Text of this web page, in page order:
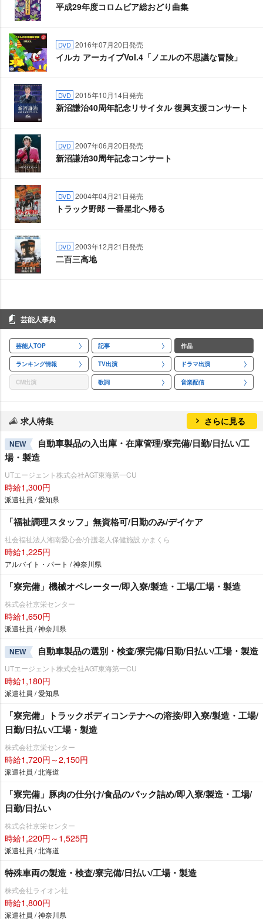
平成29年度コロムビア総おどり曲集
DVD 2016年07月20日発売
イルカ アーカイブVol.4「ノエルの不思議な冒険」
DVD 2015年10月14日発売
新沼謙治40周年記念リサイタル 復興支援コンサート
DVD 2007年06月20日発売
新沼謙治30周年記念コンサート
DVD 2004年04月21日発売
トラック野郎 一番星北へ帰る
DVD 2003年12月21日発売
二百三高地
芸能人事典
芸能人TOP 記事 作品
ランキング情報 TV出演 ドラマ出演
CM出演 歌詞 音楽配信
求人特集 さらに見る
NEW
自動車製品の入出庫・在庫管理/寮完備/日勤/日払い/工
場・製造
UTエージェント株式会社AGT東海第一CU
時給1,300円
派遣社員 / 愛知県
「福祉調理スタッフ」無資格可/日勤のみ/デイケア
社会福祉法人湘南愛心会/介護老人保健施設 かまくら
時給1,225円
アルバイト・パート / 神奈川県
「寮完備」機械オペレーター/即入寮/製造・工場/工場・製造
株式会社京栄センター
時給1,650円
派遣社員 / 神奈川県
NEW 自動車製品の選別・検査/寮完備/日勤/日払い/工場・製造
UTエージェント株式会社AGT東海第一CU
時給1,180円
派遣社員 / 愛知県
「寮完備」トラックボディコンテナへの溶接/即入寮/製造・工場/
日勤/日払い/工場・製造
株式会社京栄センター
時給1,720円～2,150円
派遣社員 / 北海道
「寮完備」豚肉の仕分け/食品のパック詰め/即入寮/製造・工場/
日勤/日払い
株式会社京栄センター
時給1,220円～1,525円
派遣社員 / 北海道
特殊車両の製造・検査/寮完備/日払い/工場・製造
株式会社ライオン社
時給1,800円
派遣社員 / 神奈川県